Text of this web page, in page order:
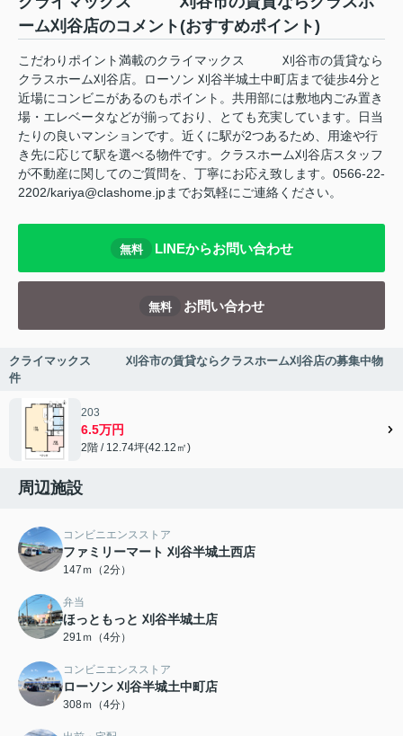
ーム刈谷店のコメント(おすすめポイント)
こだわりポイント満載のクライマックス 刈谷市の賃貸なら
クラスホーム刈谷店。ローソン 刈谷半城土中町店まで徒歩4分と
近場にコンビニがあるのもポイント。共用部には敷地内ごみ置き
場・エレベータなどが揃っており、とても充実しています。日当
たりの良いマンションです。近くに駅が2つあるため、用途や行
き先に応じて駅を選べる物件です。クラスホーム刈谷店スタッフ
が不動産に関してのご質問を、丁寧にお応え致します。0566-22-
2202/kariya@clashome.jpまでお気軽にご連絡ください。
無料 LINEからお問い合わせ
無料 お問い合わせ
クライマックス 刈谷市の賃貸ならクラスホーム刈谷店の募集中物
件
203
6.5万円
2階 / 12.74坪(42.12㎡)
周辺施設
コンビニエンスストア
ファミリーマート 刈谷半城土西店
147ｍ（2分）
弁当
ほっともっと 刈谷半城土店
291ｍ（4分）
コンビニエンスストア
ローソン 刈谷半城土中町店
308ｍ（4分）